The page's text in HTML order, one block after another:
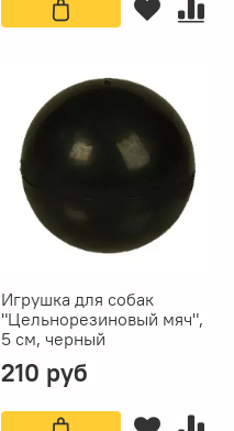
Игрушка для собак
"Цельнорезиновый мяч",
5 см, черный
210 руб